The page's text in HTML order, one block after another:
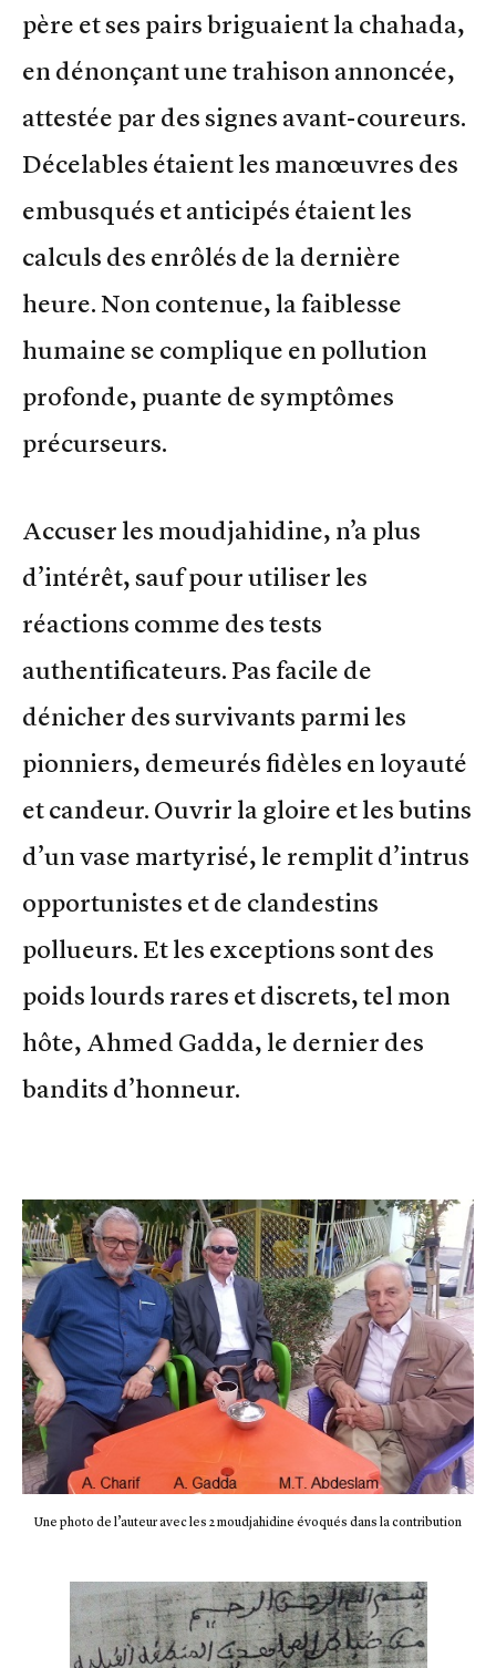
père et ses pairs briguaient la chahada,
en dénonçant une trahison annoncée,
attestée par des signes avant-coureurs.
Décelables étaient les manœuvres des
embusqués et anticipés étaient les
calculs des enrôlés de la dernière
heure. Non contenue, la faiblesse
humaine se complique en pollution
profonde, puante de symptômes
précurseurs.
Accuser les moudjahidine, n’a plus
d’intérêt, sauf pour utiliser les
réactions comme des tests
authentificateurs. Pas facile de
dénicher des survivants parmi les
pionniers, demeurés fidèles en loyauté
et candeur. Ouvrir la gloire et les butins
d’un vase martyrisé, le remplit d’intrus
opportunistes et de clandestins
pollueurs. Et les exceptions sont des
poids lourds rares et discrets, tel mon
hôte, Ahmed Gadda, le dernier des
bandits d’honneur.
Une photo de l’auteur avec les 2 moudjahidine évoqués dans la contribution